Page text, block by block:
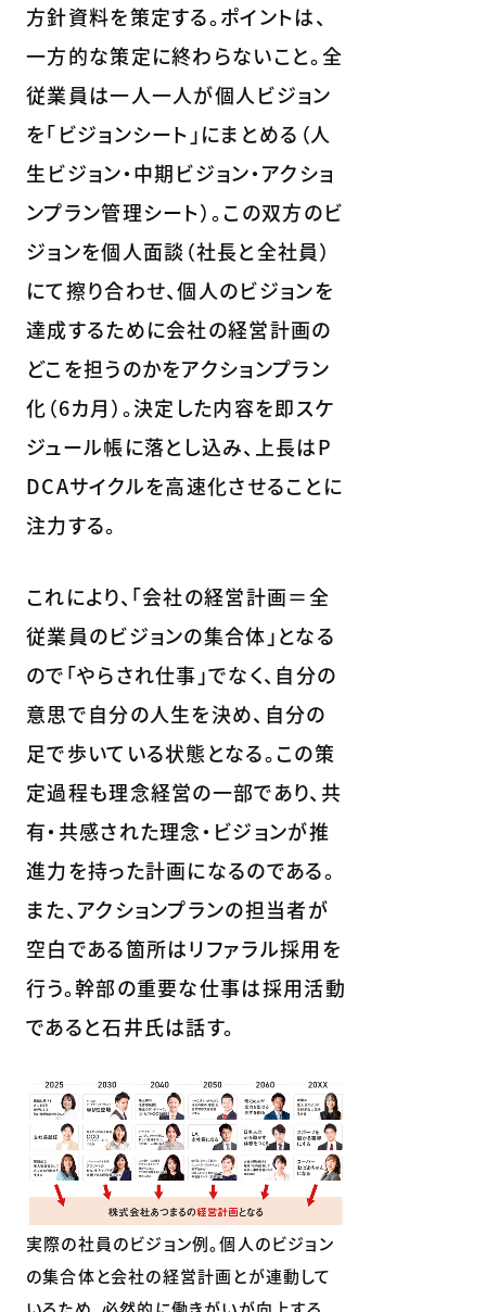
方針資料を策定する。ポイントは、
一方的な策定に終わらないこと。全
従業員は一人一人が個人ビジョン
を「ビジョンシート」にまとめる（人
生ビジョン・中期ビジョン・アクショ
ンプラン管理シート）。この双方のビ
ジョンを個人面談（社長と全社員）
にて擦り合わせ、個人のビジョンを
達成するために会社の経営計画の
どこを担うのかをアクションプラン
化（6カ月）。決定した内容を即スケ
ジュール帳に落とし込み、上長はP
DCAサイクルを高速化させることに
注力する。
これにより、「会社の経営計画＝全
従業員のビジョンの集合体」となる
ので「やらされ仕事」でなく、自分の
意思で自分の人生を決め、自分の
足で歩いている状態となる。この策
定過程も理念経営の一部であり、共
有・共感された理念・ビジョンが推
進力を持った計画になるのである。
また、アクションプランの担当者が
空白である箇所はリファラル採用を
行う。幹部の重要な仕事は採用活動
であると石井氏は話す。
実際の社員のビジョン例。個人のビジョン
の集合体と会社の経営計画とが連動して